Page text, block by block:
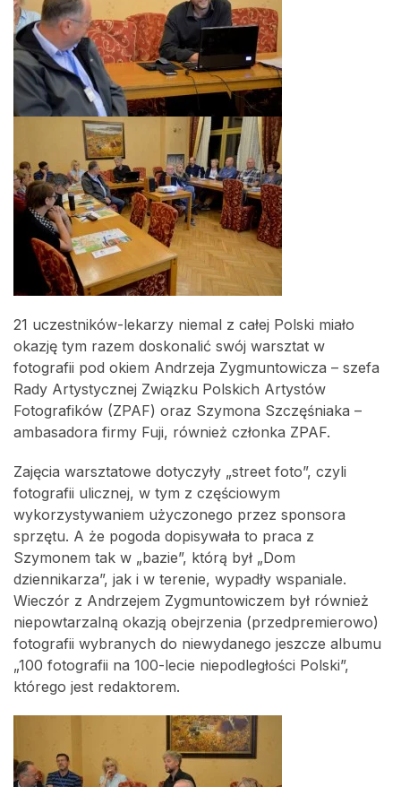
21 uczestników-lekarzy niemal z całej Polski miało
okazję tym razem doskonalić swój warsztat w
fotografii pod okiem Andrzeja Zygmuntowicza – szefa
Rady Artystycznej Związku Polskich Artystów
Fotografików (ZPAF) oraz Szymona Szczęśniaka –
ambasadora firmy Fuji, również członka ZPAF.
Zajęcia warsztatowe dotyczyły „street foto”, czyli
fotografii ulicznej, w tym z częściowym
wykorzystywaniem użyczonego przez sponsora
sprzętu. A że pogoda dopisywała to praca z
Szymonem tak w „bazie”, którą był „Dom
dziennikarza”, jak i w terenie, wypadły wspaniale.
Wieczór z Andrzejem Zygmuntowiczem był również
niepowtarzalną okazją obejrzenia (przedpremierowo)
fotografii wybranych do niewydanego jeszcze albumu
„100 fotografii na 100-lecie niepodległości Polski”,
którego jest redaktorem.